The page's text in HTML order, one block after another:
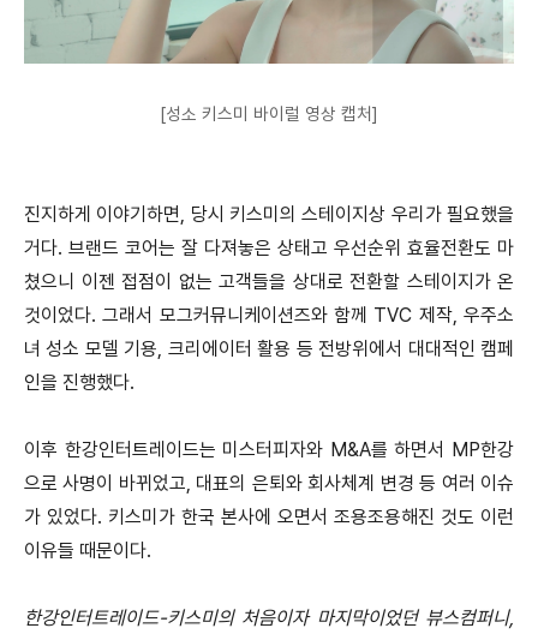
[성소 키스미 바이럴 영상 캡처]
진지하게 이야기하면, 당시 키스미의 스테이지상 우리가 필요했을
거다. 브랜드 코어는 잘 다져놓은 상태고 우선순위 효율전환도 마
쳤으니 이젠 접점이 없는 고객들을 상대로 전환할 스테이지가 온
것이었다.그래서 모그커뮤니케이션즈와 함께 TVC 제작, 우주소
녀 성소 모델 기용, 크리에이터 활용 등 전방위에서 대대적인 캠페
인을 진행했다.
이후 한강인터트레이드는 미스터피자와 M&A를 하면서 MP한강
으로 사명이 바뀌었고, 대표의 은퇴와 회사체계 변경 등 여러 이슈
가 있었다. 키스미가 한국 본사에 오면서 조용조용해진 것도 이런
이유들 때문이다.
한강인터트레이드-키스미의 처음이자 마지막이었던 뷰스컴퍼니,